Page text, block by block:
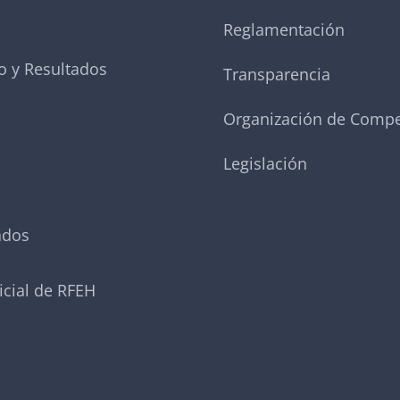
y Resultados
de RFEH
Reglamentación
Transparencia
Organización de
Legislación